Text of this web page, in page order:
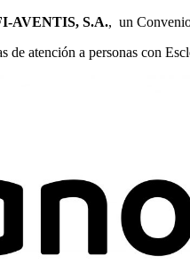
AVENTIS, S.A., un
de atención a personas con